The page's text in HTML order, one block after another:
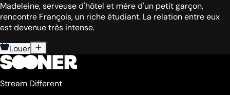
Madeleine, serveuse d'hôtel et mère d'un petit garçon,
rencontre François, un riche étudiant. La relation entre eux
est devenue très intense.
Louer
Stream Different